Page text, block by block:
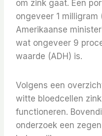
om zink gaat. Een
ongeveer 1
Amerikaanse
wat ongeveer 9
waarde (ADH) is.
Volgens een
witte bloedcellen
functioneren.
onderzoek een